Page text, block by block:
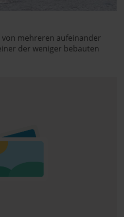
von mehreren aufeinander
der weniger bebauten